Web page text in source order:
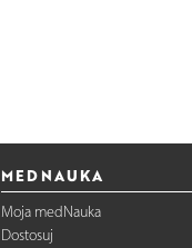
MEDNAUKA
Moja medNauka
Dostosuj